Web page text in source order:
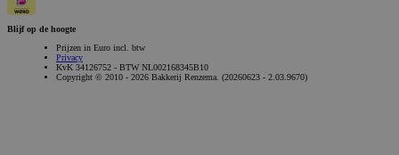
Blijf op de hoogte
Prijzen in Euro incl. btw
Privacy
KvK 34126752 - BTW NL002168345B10
Copyright © 2010 - 2026 Bakkerij Renzema. (20260623 - 2.03.9670)